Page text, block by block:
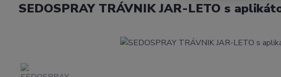
SEDOSPRAY TRÁVNIK JAR-LETO s